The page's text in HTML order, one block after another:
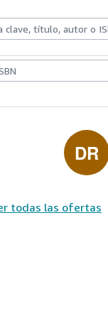
DR
todas las ofertas